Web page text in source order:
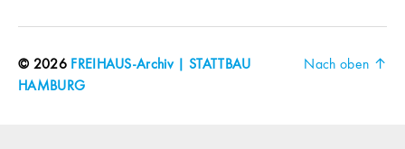
© 2026 FREIHAUS-Archiv | STATTBAU
HAMBURG
Nach oben ↑